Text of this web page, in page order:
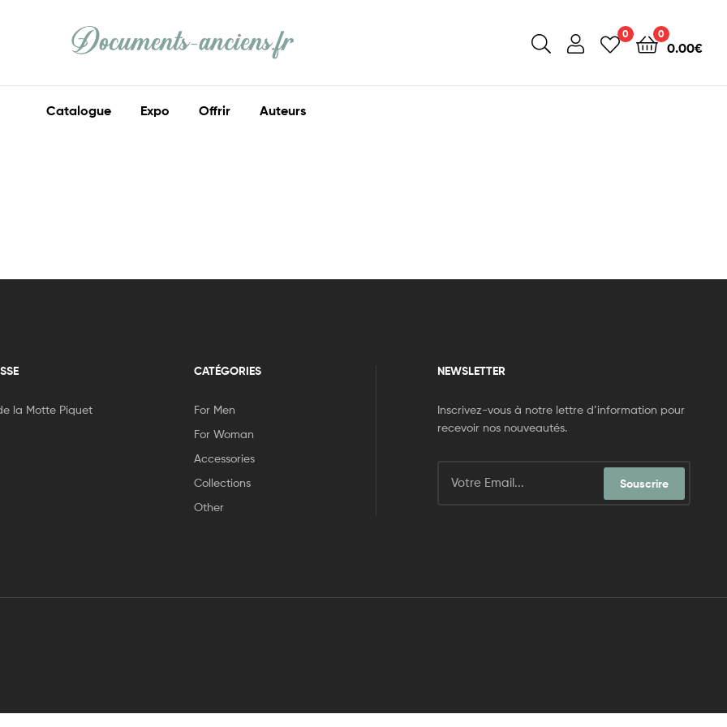
Anciens
0 0
0.00€
Catalogue Expo Offrir Auteurs
la Motte Piquet
CATÉGORIES
For Men
For Woman
Accessories
Collections
Other
NEWSLETTER
Inscrivez-vous à notre lettre d’information pour
recevoir nos nouveautés.
Souscrire